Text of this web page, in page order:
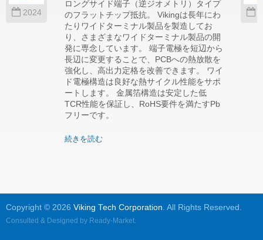
2024
ロングサイド端子（逆ジオメトリ）タイプ
のフラットチップ抵抗。 Vikingは長年にわ
たりワイドターミナル製品を製造してお
り、さまざまなワイドターミナル製品の開
発に専念しています。 端子電極を短辺から
長辺に変更することで、PCBへの熱放散を
強化し、高出力定格を改善できます。 ワイ
ド電極構造は良好な熱サイクル性能をサポ
ートします。 金属箔構造は安定した低
TCR性能を保証し、RoHS要件を満たすPb
フリーです。
続きを読む
Copyright © 2026 Viking Tech Corporation. All Rights Reserved.
Consulted & Designed by Ready-Market.